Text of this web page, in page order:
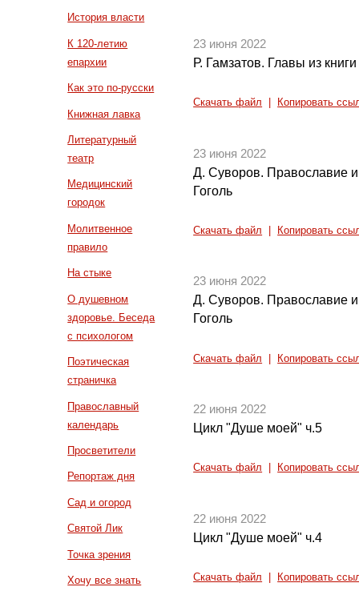
История власти
К 120-летию
епархии
Как это по-русски
Книжная лавка
Литературный
театр
Медицинский
городок
Молитвенное
правило
На стыке
О душевном
здоровье. Беседа
с психологом
Поэтическая
страничка
Православный
календарь
Просветители
Репортаж дня
Сад и огород
Святой Лик
Точка зрения
Хочу все знать
23 июня 2022
Р. Гамзатов. Главы из
Скачать файл Копировать
23 июня 2022
Д. Суворов. Православие и
Гоголь
Скачать файл Копировать
23 июня 2022
Д. Суворов. Православие и
Гоголь
Скачать файл Копировать
22 июня 2022
Цикл "Душе моей" ч.5
Скачать файл Копировать
22 июня 2022
Цикл "Душе моей" ч.4
Скачать файл Копировать